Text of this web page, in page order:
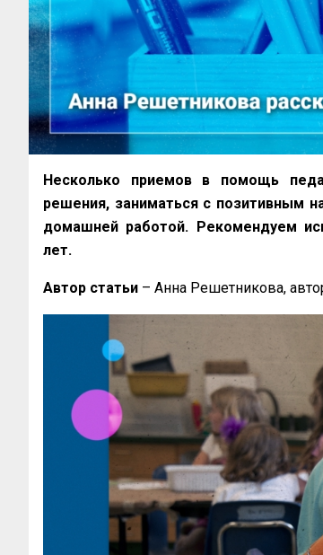
Несколько приемов в помощь
решения, заниматься с позитивным
домашней работой. Рекомендуем
лет.
Автор статьи – Анна Решетникова,